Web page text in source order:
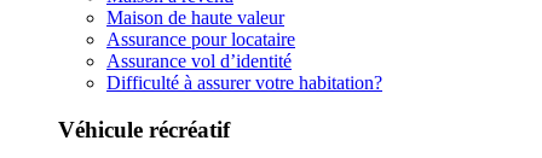
Maison de haute valeur
Assurance pour locataire
Assurance vol d’identité
Difficulté à assurer votre habitation?
Véhicule récréatif